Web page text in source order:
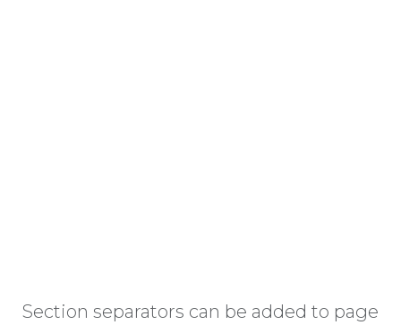
Section separators can be added to page